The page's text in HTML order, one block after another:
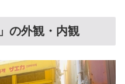
の外観・内観